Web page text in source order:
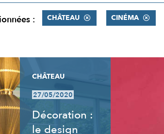
: CHÂTEAU CINÉMA
CHÂTEAU
27/05/2020
Décoration :
le design